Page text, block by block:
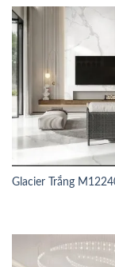
Glacier Trắng